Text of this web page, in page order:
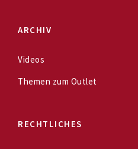
ARCHIV
Videos
Themen zum Outlet
RECHTLICHES